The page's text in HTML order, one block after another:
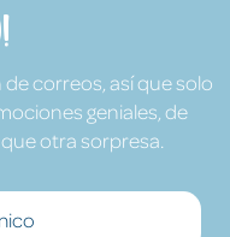
correos, así que solo
geniales, de
otra sorpresa.